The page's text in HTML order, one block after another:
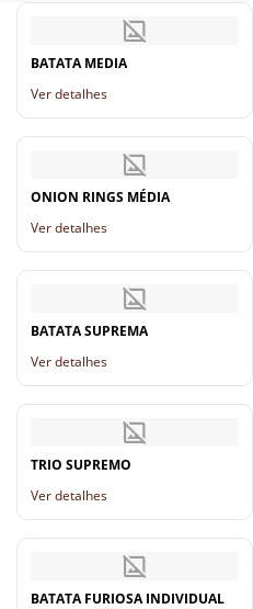
BATATA MEDIA
Ver detalhes
ONION RINGS MÉDIA
Ver detalhes
BATATA SUPREMA
Ver detalhes
TRIO SUPREMO
Ver detalhes
BATATA FURIOSA INDIVIDUAL